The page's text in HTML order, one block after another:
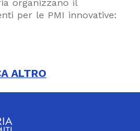
organizzano il
per le PMI innovative:
ALTRO